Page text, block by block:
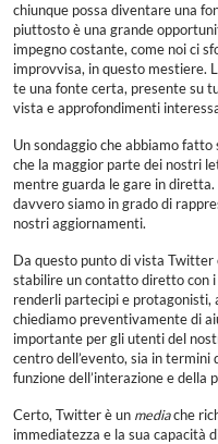
chiunque possa diventare una
piuttosto è una grande
impegno costante, come noi ci
improvvisa, in questo mestiere.
te una fonte certa, presente su
vista e approfondimenti
Un sondaggio che abbiamo fatto
che la maggior parte dei nostri
mentre guarda le gare in
davvero siamo in grado di
nostri aggiornamenti.
Da questo punto di vista Twitter
stabilire un contatto diretto con
renderli partecipi e protagonisti,
chiediamo preventivamente di
importante per gli utenti del
centro dell’evento, sia in termini
funzione dell’interazione e della
Certo, Twitter è un mediache
immediatezza e la sua capacità